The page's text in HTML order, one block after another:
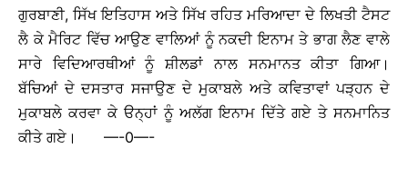
ਗੁਰਬਾਣੀ, ਸਿੱਖ ਇਤਿਹਾਸ ਅਤੇ ਸਿੱਖ ਰਹਿਤ ਮਰਿਆਦਾ ਦੇ ਲਿਖਤੀ ਟੈਸਟ
ਲੈ ਕੇ ਮੈਰਿਟ ਵਿੱਚ ਆਉਣ ਵਾਲਿਆਂ ਨੂੰ ਨਕਦੀ ਇਨਾਮ ਤੇ ਭਾਗ ਲੈਣ ਵਾਲੇ
ਸਾਰੇ ਵਿਦਿਆਰਥੀਆਂ ਨੂੰ ਸ਼ੀਲਡਾਂ ਨਾਲ ਸਨਮਾਨਤ ਕੀਤਾ ਗਿਆ।
ਬੱਚਿਆਂ ਦੇ ਦਸਤਾਰ ਸਜਾਉਣ ਦੇ ਮੁਕਾਬਲੇ ਅਤੇ ਕਵਿਤਾਵਾਂ ਪੜ੍ਹਨ ਦੇ
ਮੁਕਾਬਲੇ ਕਰਵਾ ਕੇ ੳਨ੍ਹਾਂ ਨੂੰ ਅਲੱਗ ਇਨਾਮ ਦਿੱਤੇ ਗਏ ਤੇ ਸਨਮਾਨਿਤ
ਕੀਤੇ ਗਏ। —-0—-